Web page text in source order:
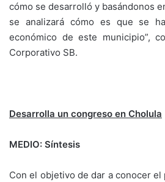
cómo se desarrolló y basándonos
se analizará cómo es que se
económico de este municipio”,
Corporativo SB.
Desarrolla un congreso en Cholula
MEDIO: Síntesis
Con el objetivo de dar a conocer